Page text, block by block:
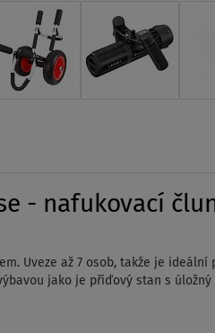
- nafukovací
Uveze až 7 osob, takže je
jako je příďový stan s